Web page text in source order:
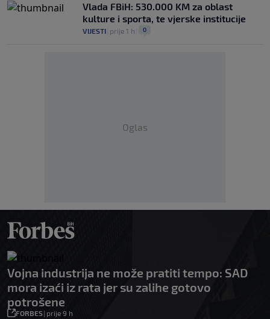
Vlada FBiH: 530.000 KM za oblast
kulture i sporta, te vjerske institucije
VIJESTI prije 1 h 0
Oglas
Vojna industrija ne može pratiti tempo: SAD
mora izaći iz rata jer su zalihe gotovo
potrošene
FORBES| prije 9 h